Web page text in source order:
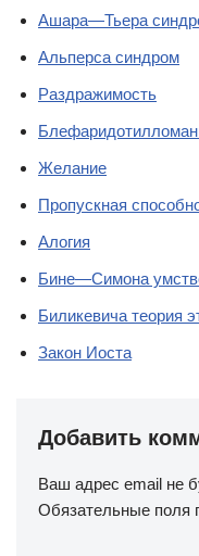
Ашара—Тьера
Альперса синдром
Раздражимость
Желание
Пропускная
Алогия
Бине—Симона
Биликевича теория
Закон Иоста
Добавить
Ваш адрес email не
Обязательные поля